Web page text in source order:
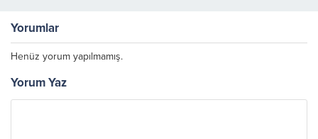
Yorumlar
Henüz yorum yapılmamış.
Yorum Yaz